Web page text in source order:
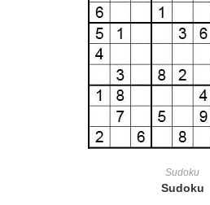
Sudoku
Sudoku